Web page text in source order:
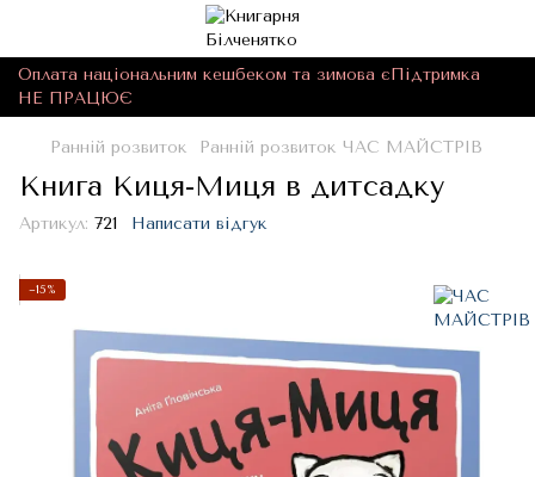
Оплата національним кешбеком та зимова єПідтримка
НЕ ПРАЦЮЄ
Ранній розвиток Ранній розвиток ЧАС МАЙСТРІВ
Книга Киця-Миця в дитсадку
Артикул: 721 Написати відгук
−15%